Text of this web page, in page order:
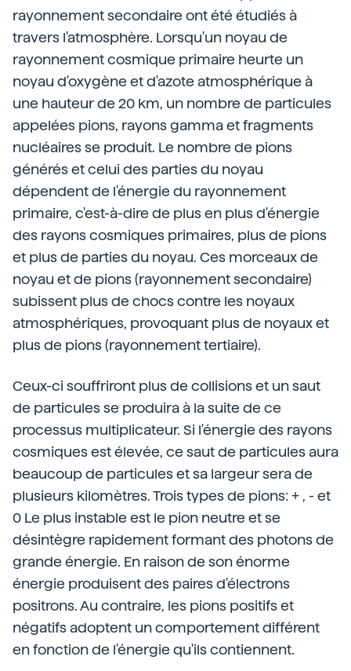
rayonnement secondaire ont été étudiés à
travers l'atmosphère. Lorsqu'un noyau de
rayonnement cosmique primaire heurte un
noyau d'oxygène et d'azote atmosphérique à
une hauteur de 20 km, un nombre de particules
appelées pions, rayons gamma et fragments
nucléaires se produit. Le nombre de pions
générés et celui des parties du noyau
dépendent de l'énergie du rayonnement
primaire, c'est-à-dire de plus en plus d'énergie
des rayons cosmiques primaires, plus de pions
et plus de parties du noyau. Ces morceaux de
noyau et de pions (rayonnement secondaire)
subissent plus de chocs contre les noyaux
atmosphériques, provoquant plus de noyaux et
plus de pions (rayonnement tertiaire).
Ceux-ci souffriront plus de collisions et un saut
de particules se produira à la suite de ce
processus multiplicateur. Si l'énergie des rayons
cosmiques est élevée, ce saut de particules aura
beaucoup de particules et sa largeur sera de
plusieurs kilomètres. Trois types de pions: + , - et
0 Le plus instable est le pion neutre et se
désintègre rapidement formant des photons de
grande énergie. En raison de son énorme
énergie produisent des paires d'électrons
positrons. Au contraire, les pions positifs et
négatifs adoptent un comportement différent
en fonction de l'énergie qu'ils contiennent.